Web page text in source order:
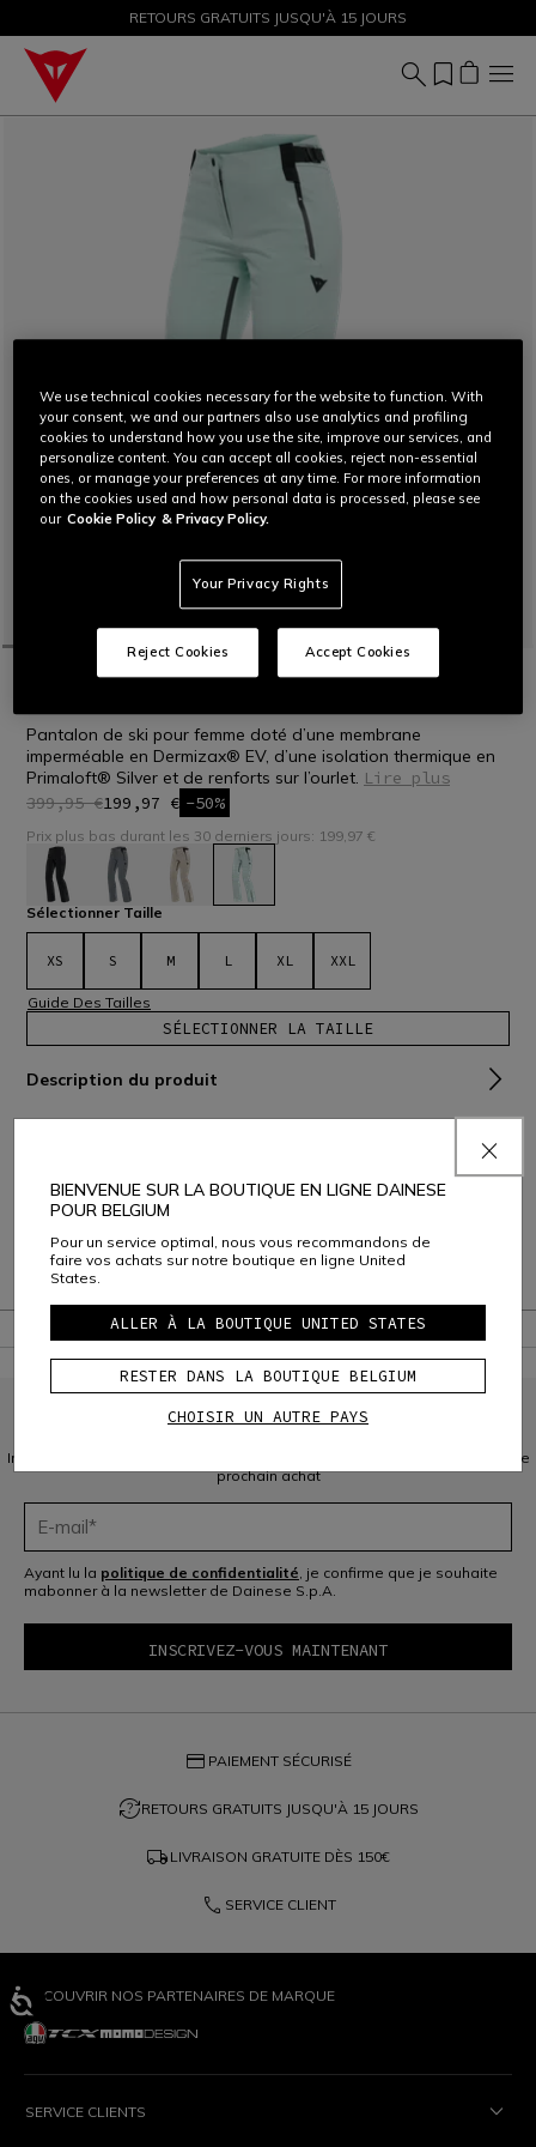
PROMOTIONS JUSQU'À-50 % – ACHETEZ MAINTENANT
RETOURS GRATUITS JUSQU'À 15 JOURS
OUTLET SKI PANTALONS
Pantalon de ski pour femme doté d’une membrane
imperméable en Dermizax® EV, d’une isolation thermique en
Primaloft® Silver et de renforts sur l’ourlet. Lire plus
399,95 €199,97 € -50%
Prix plus bas durant les 30 derniers jours: 199,97 €
sélectionné
Sélectionner Taille
XS S M L XL XXL
Guide Des Tailles
SÉLECTIONNER LA TAILLE
Description du produit
Garantie
INSCRIVEZ-VOUS À LA COMMUNAUTÉ
Inscrivez-vous à la newsletter et bénéficiez de 10 % de réduction sur votre
prochain achat
Ayant lu la politique de confidentialité , je confirme que je souhaite
mabonner à la newsletter de Dainese S.p.A.
credit_card PAIEMENT SÉCURISÉ
question_exchangeRETOURS GRATUITS JUSQU'À 15 JOURS
local_shipping LIVRAISON GRATUITE DÈS 150€
phone SERVICE CLIENT
DÉCOUVRIR NOS PARTENAIRES DE MARQUE
SERVICE CLIENTS
BIENVENUE SUR LA BOUTIQUE EN LIGNE DAINESE
POUR BELGIUM
Pour un service optimal, nous vous recommandons de
faire vos achats sur notre boutique en ligne United
States.
ALLER À LA BOUTIQUE UNITED STATES
RESTER DANS LA BOUTIQUE BELGIUM
CHOISIR UN AUTRE PAYS
We use technical cookies necessary for the website to function. With
your consent, we and our partners also use analytics and profiling
cookies to understand how you use the site, improve our services, and
personalize content. You can accept all cookies, reject non-essential
ones, or manage your preferences at any time. For more information
on the cookies used and how personal data is processed, please see
our Cookie Policy & Privacy Policy.
Your Privacy Rights
Reject Cookies Accept Cookies